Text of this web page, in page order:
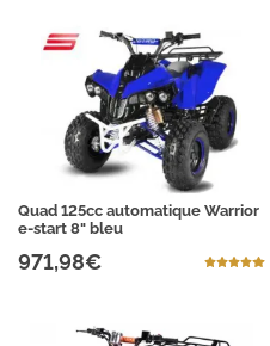
Quad 125cc automatique Warrior
e-start 8" bleu
971,98€